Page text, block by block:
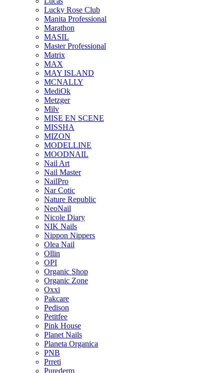
Lucky Rose Club
Manita Professional
Marathon
MASIL
Master Professional
Matrix
MAX
MAY ISLAND
MCNALLY
MediOk
Metzger
Milv
MISE EN SCENE
MISSHA
MIZON
MODELLINE
MOODNAIL
Nail Art
Nail Master
NailPro
Nar Cotic
Nature Republic
NeoNail
Nicole Diary
NIK Nails
Nippon Nippers
Olea Nail
Ollin
OPI
Organic Shop
Organic Zone
Oxxi
Pakcare
Pedison
Petitfee
Pink House
Planet Nails
Planeta Organica
PNB
Prreti
Purederm